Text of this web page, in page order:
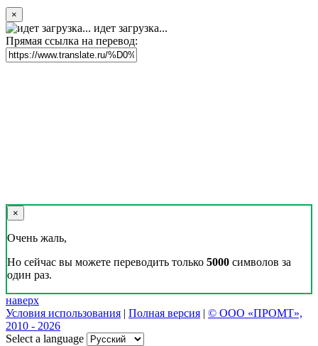
×
идет загрузка...
Прямая ссылка на перевод:
×
Очень жаль,
Но сейчас вы можете переводить только 5000 символов за
один раз.
наверх
Условия использования | Полная версия | © ООО «ПРОМТ»,
2010 - 2026
Select a language